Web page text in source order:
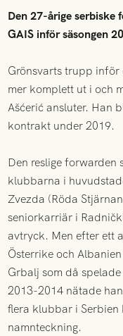
Den 27-årige serbiske
GAIS inför säsongen
Grönsvarts trupp inför
mer komplett ut i och
Ašćerić ansluter. Han
kontrakt under 2019.
Den reslige
klubbarna i
Zvezda (Röda
seniorkarriär i
avtryck. Men efter ett
Österrike och
Grbalj som då
2013-2014 nätade
flera klubbar i
namnteckning.